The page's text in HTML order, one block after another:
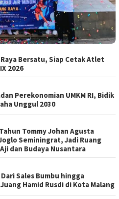
Bersatu, Siap Cetak Atlet
2026
Perekonomian UMKM RI, Bidik
Unggul 2030
Tommy Johan Agusta
Seminingrat, Jadi Ruang
dan Budaya Nusantara
Sales Bumbu hingga
Hamid Rusdi di Kota Malang